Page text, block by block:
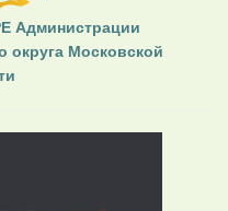
Администрации
округа Московской